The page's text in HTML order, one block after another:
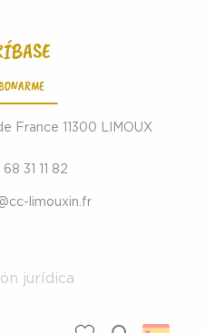
France 11300 LIMOUX
31 11 82
limouxin.fr
jurídica